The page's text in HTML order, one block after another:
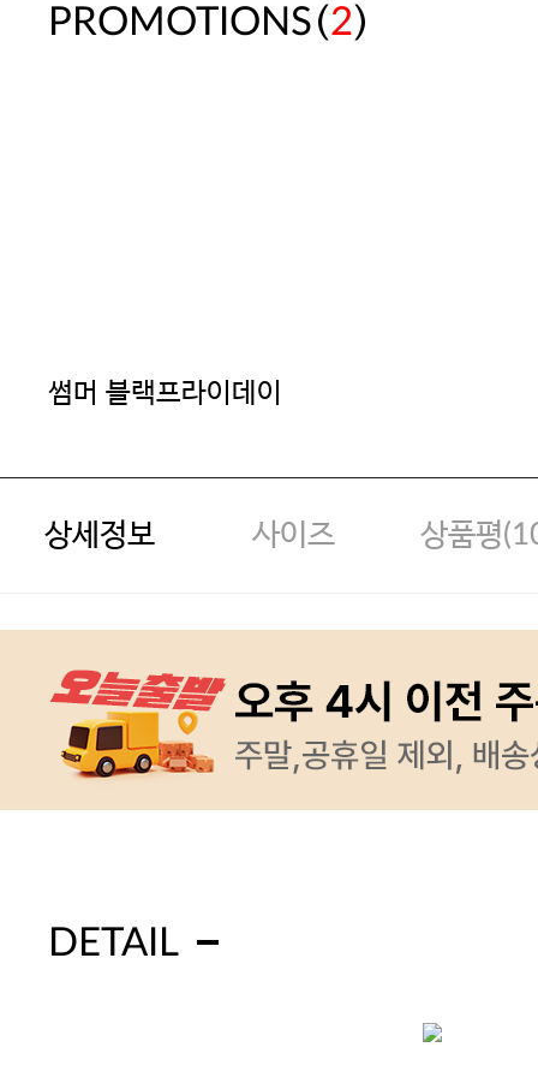
PROMOTIONS(2)
썸머 블랙프라이데이
상세정보 사이즈 상품평(
DETAIL